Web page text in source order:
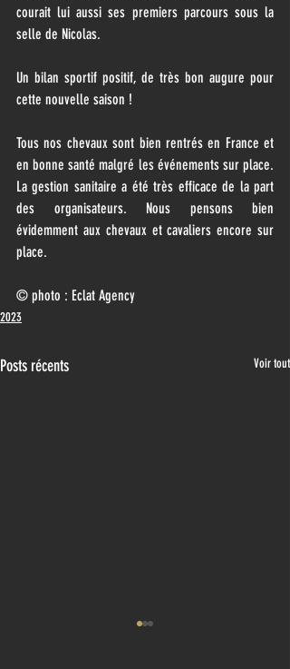
courait lui aussi ses premiers parcours sous la
selle de Nicolas.
Un bilan sportif positif, de très bon augure pour
cette nouvelle saison !
Tous nos chevaux sont bien rentrés en France et
en bonne santé malgré les événements sur place.
La gestion sanitaire a été très efficace de la part
des organisateurs. Nous pensons bien
évidemment aux chevaux et cavaliers encore sur
place.
© photo : Eclat Agency
2023
Posts récents Voir tout